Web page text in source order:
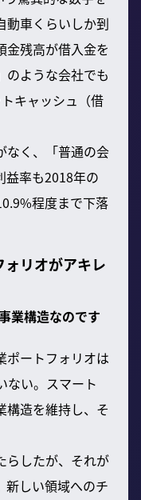
動車くらいしか到
金残高が借入金を
のような会社でも
キャッシュ（借
なく、「普通の会
益率も2018年の
程度まで下落
リオがアキレ
業構造なのです
ポートフォリオは
ない。スマート
構造を維持し、そ
らしたが、それが
新しい領域へのチ